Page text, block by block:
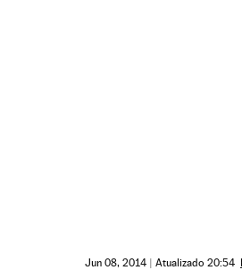
Jun 08, 2014 | Atualizado 20:54